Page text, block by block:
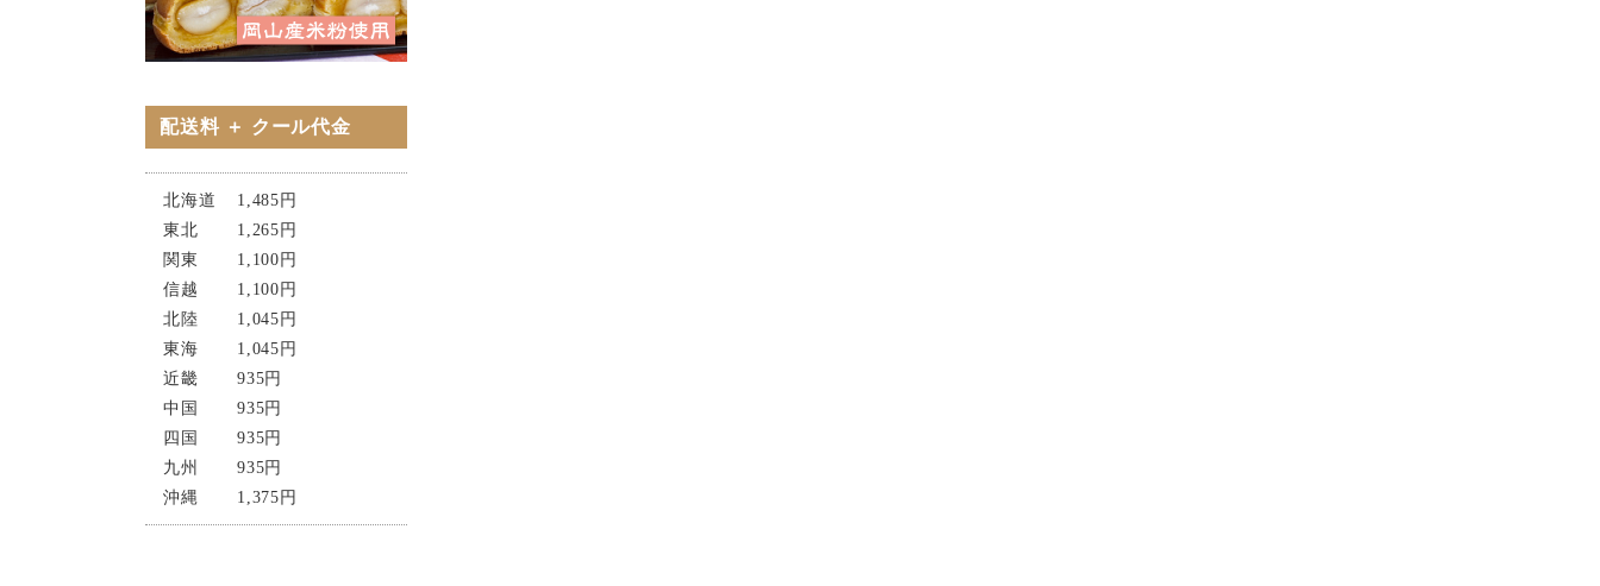
配送料 ＋ クール代金
北海道
1,485円
東北
1,265円
関東
1,100円
信越
1,100円
北陸
1,045円
東海
1,045円
近畿
935円
中国
935円
四国
935円
九州
935円
沖縄
1,375円